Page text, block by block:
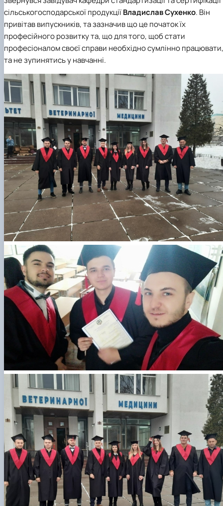
сільськогосподарської продукціїВладислав Сухенко. Він
привітав випускників, та зазначив що це початок їх
професійного розвитку та, що для того, щоб стати
професіоналом своєї справи необхідно сумлінно працювати,
та не зупинятись у навчанні.